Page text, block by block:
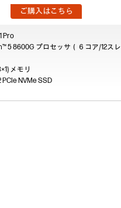
ご購入はこちら
Pro
5 8600G プロセッサ（６コア/12スレ
PCIe NVMe SSD